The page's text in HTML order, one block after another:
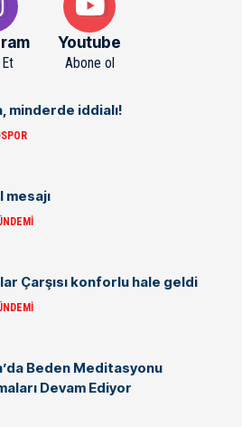
Youtube
Abone ol
minderde iddialı!
SPOR
mesajı
Çarşısı konforlu hale geldi
Beden Meditasyonu
Devam Ediyor